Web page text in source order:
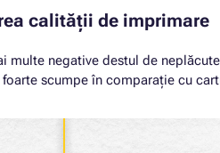
calității de imprimare
negative destul de
scumpe în comparație cu